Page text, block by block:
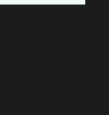
| Fièrement Congolais